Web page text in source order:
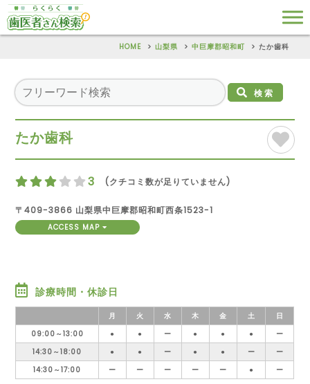
HOME 山梨県 中巨摩郡昭和町 たか歯科
検索
たか歯科
3 (クチコミ数が足りていません)
〒409-3866 山梨県中巨摩郡昭和町西条1523-1
ACCESS MAP
診療時間・休診日
月 火 水 木 金 土
日
09:00～13:00
● ● ー ● ● ●
ー
14:30～18:00
● ● ー ● ● ー
ー
14:30～17:00
ー ー ー ー ー ● ー